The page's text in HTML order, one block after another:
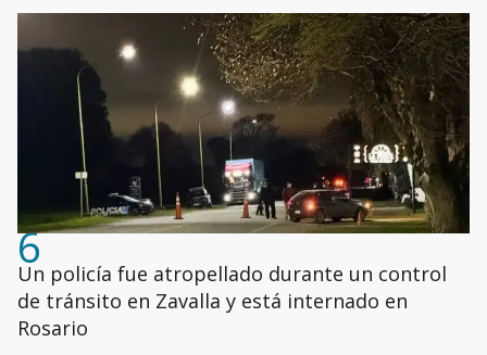
6
Un policía fue atropellado durante un control
de tránsito en Zavalla y está internado en
Rosario